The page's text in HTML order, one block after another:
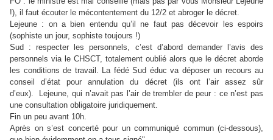
!), il faut écouter le mécontentement du 12/2 et abroger le décret.
Lejeune : on a bien entendu qu’il ne faut pas décevoir les espoirs
(sophiste un jour, sophiste toujours !)
Sud : respecter les personnels, c’est d’abord demander l’avis des
personnels via le CHSCT, totalement oublié alors que le décret aborde
les conditions de travail. La fédé Sud éduc va déposer un recours au
conseil d’état pour annulation du décret (ils ont l’air assez sûr
d’eux). Lejeune, qui n’avait pas l’air de trembler de peur : ce n’est pas
une consultation obligatoire juridiquement.
Fin un peu avant 10h.
Après on s’est concerté pour un communiqué commun (ci-dessous),